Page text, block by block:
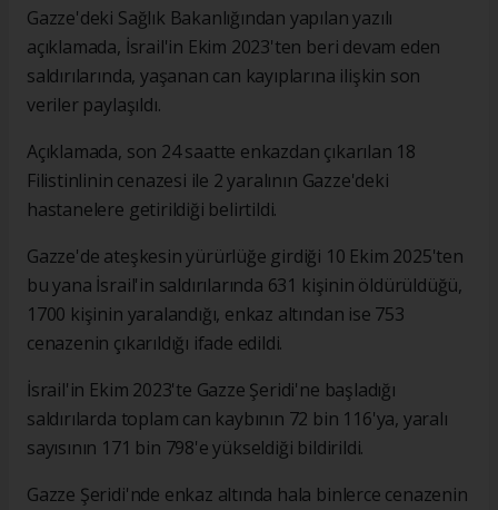
Gazze'deki Sağlık Bakanlığından yapılan yazılı
açıklamada, İsrail'in Ekim 2023'ten beri devam eden
saldırılarında, yaşanan can kayıplarına ilişkin son
veriler paylaşıldı.
Açıklamada, son 24 saatte enkazdan çıkarılan 18
Filistinlinin cenazesi ile 2 yaralının Gazze'deki
hastanelere getirildiği belirtildi.
Gazze'de ateşkesin yürürlüğe girdiği 10 Ekim 2025'ten
bu yana İsrail'in saldırılarında 631 kişinin öldürüldüğü,
1700 kişinin yaralandığı, enkaz altından ise 753
cenazenin çıkarıldığı ifade edildi.
İsrail'in Ekim 2023'te Gazze Şeridi'ne başladığı
saldırılarda toplam can kaybının 72 bin 116'ya, yaralı
sayısının 171 bin 798'e yükseldiği bildirildi.
Gazze Şeridi'nde enkaz altında hala binlerce cenazenin